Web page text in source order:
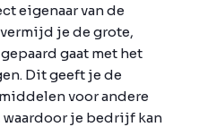
eigenaar van de
je de grote,
gaat met het
Dit geeft je de
voor andere
je bedrijf kan